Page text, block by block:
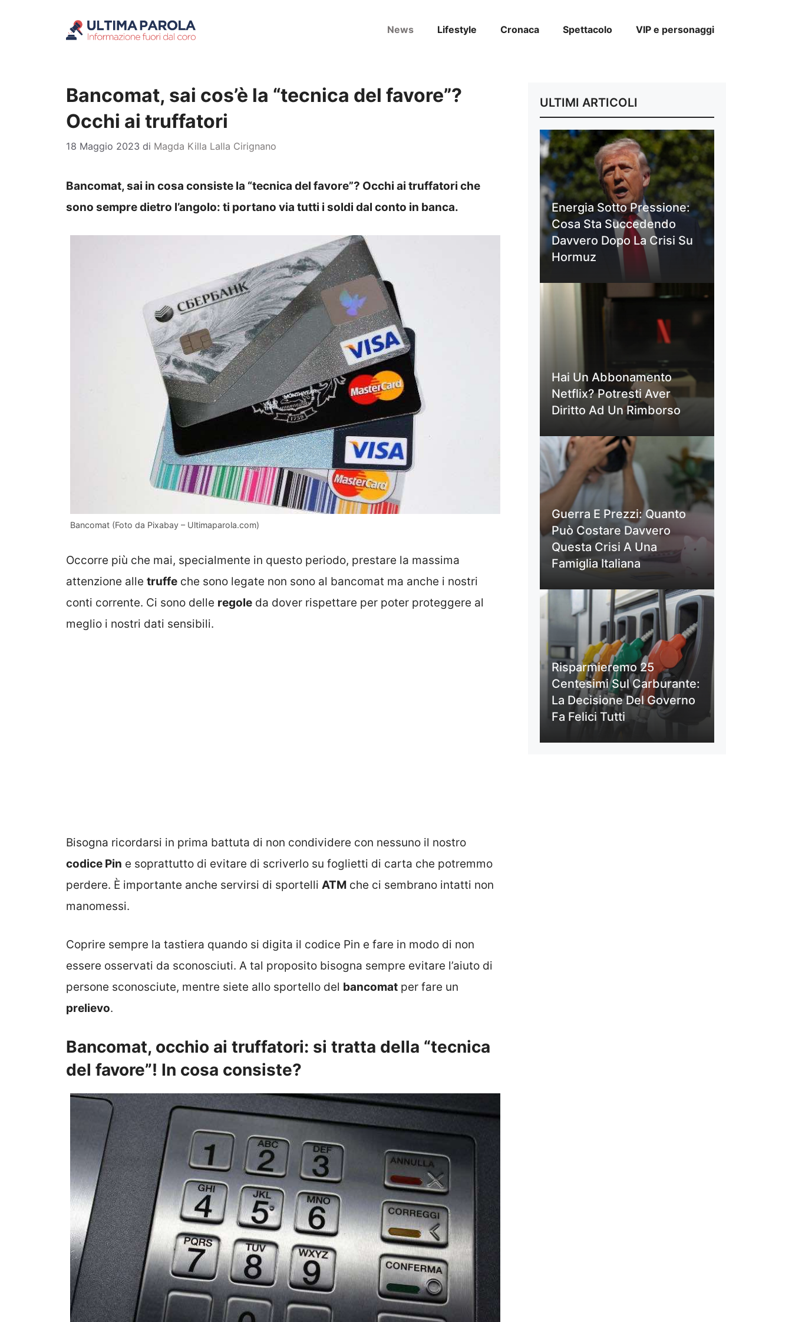
News Lifestyle Cronaca Spettacolo VIP e personaggi
Bancomat, sai cos’è la “tecnica del favore”?
Occhi ai truffatori
18 Maggio 2023 di Magda Killa Lalla Cirignano
Bancomat, sai in cosa consiste la “tecnica del favore”? Occhi ai truffatori che
sono sempre dietro l’angolo: ti portano via tutti i soldi dal conto in banca.
Bancomat (Foto da Pixabay – Ultimaparola.com)
Occorre più che mai, specialmente in questo periodo, prestare la massima
attenzione alle truffe che sono legate non sono al bancomat ma anche i nostri
conti corrente. Ci sono delle regole da dover rispettare per poter proteggere al
meglio i nostri dati sensibili.
Bisogna ricordarsi in prima battuta di non condividere con nessuno il nostro
codice Pin e soprattutto di evitare di scriverlo su foglietti di carta che potremmo
perdere. È importante anche servirsi di sportelli ATM che ci sembrano intatti non
manomessi.
Coprire sempre la tastiera quando si digita il codice Pin e fare in modo di non
essere osservati da sconosciuti. A tal proposito bisogna sempre evitare l’aiuto di
persone sconosciute, mentre siete allo sportello del bancomat per fare un
prelievo.
Bancomat, occhio ai truffatori: si tratta della “tecnica
del favore”! In cosa consiste?
ULTIMI ARTICOLI
Energia Sotto Pressione:
Cosa Sta Succedendo
Davvero Dopo La Crisi Su
Hormuz
Hai Un Abbonamento
Netflix? Potresti Aver
Diritto Ad Un Rimborso
Guerra E Prezzi: Quanto
Può Costare Davvero
Questa Crisi A Una
Famiglia Italiana
Risparmieremo 25
Centesimi Sul Carburante:
La Decisione Del Governo
Fa Felici Tutti